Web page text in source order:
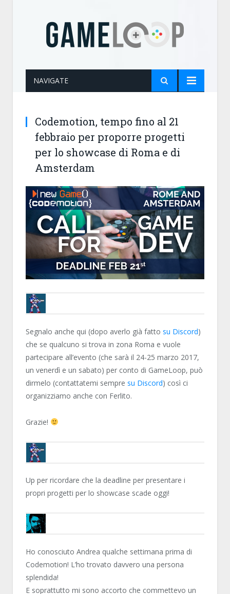
NAVIGATE
Codemotion, tempo fino al 21
febbraio per proporre progetti
per lo showcase di Roma e di
Amsterdam
BRUNOB
Segnalo anche qui (dopo averlo già fatto su Discord)
che se qualcuno si trova in zona Roma e vuole
partecipare all’evento (che sarà il 24-25 marzo 2017,
un venerdì e un sabato) per conto di GameLoop, può
dirmelo (contattatemi sempre su Discord) così ci
organizziamo anche con Ferlito.
Grazie!
BRUNOB
Up per ricordare che la deadline per presentare i
propri progetti per lo showcase scade oggi!
FREANK
Ho conosciuto Andrea qualche settimana prima di
Codemotion! L’ho trovato davvero una persona
splendida!
E soprattutto mi sono accorto che commettevo un